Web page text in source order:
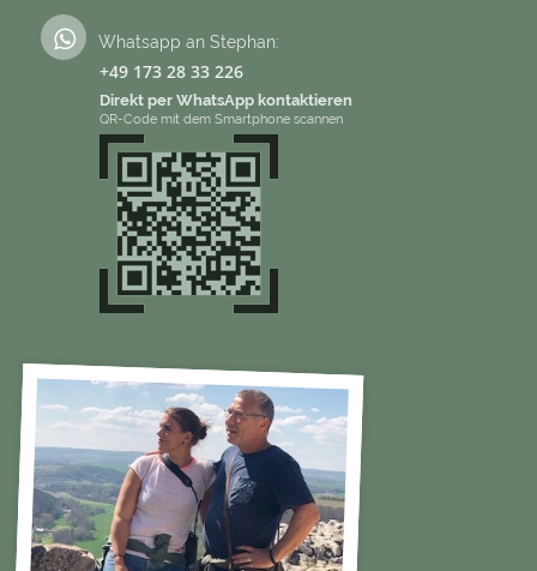
Whatsapp an Stephan:
+49 173 28 33 226
Direkt per WhatsApp kontaktieren
QR-Code mit dem Smartphone scannen